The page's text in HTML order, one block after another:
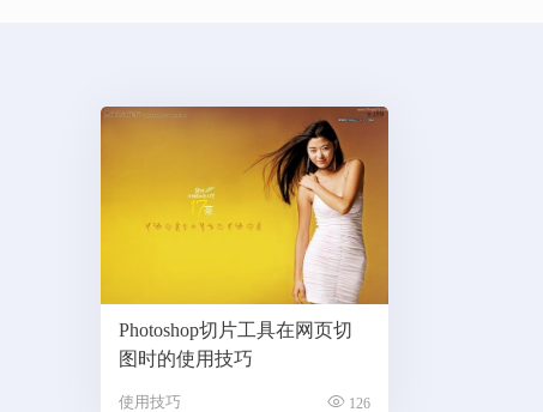
Photoshop切片工具在网页切
图时的使用技巧
使用技巧 126